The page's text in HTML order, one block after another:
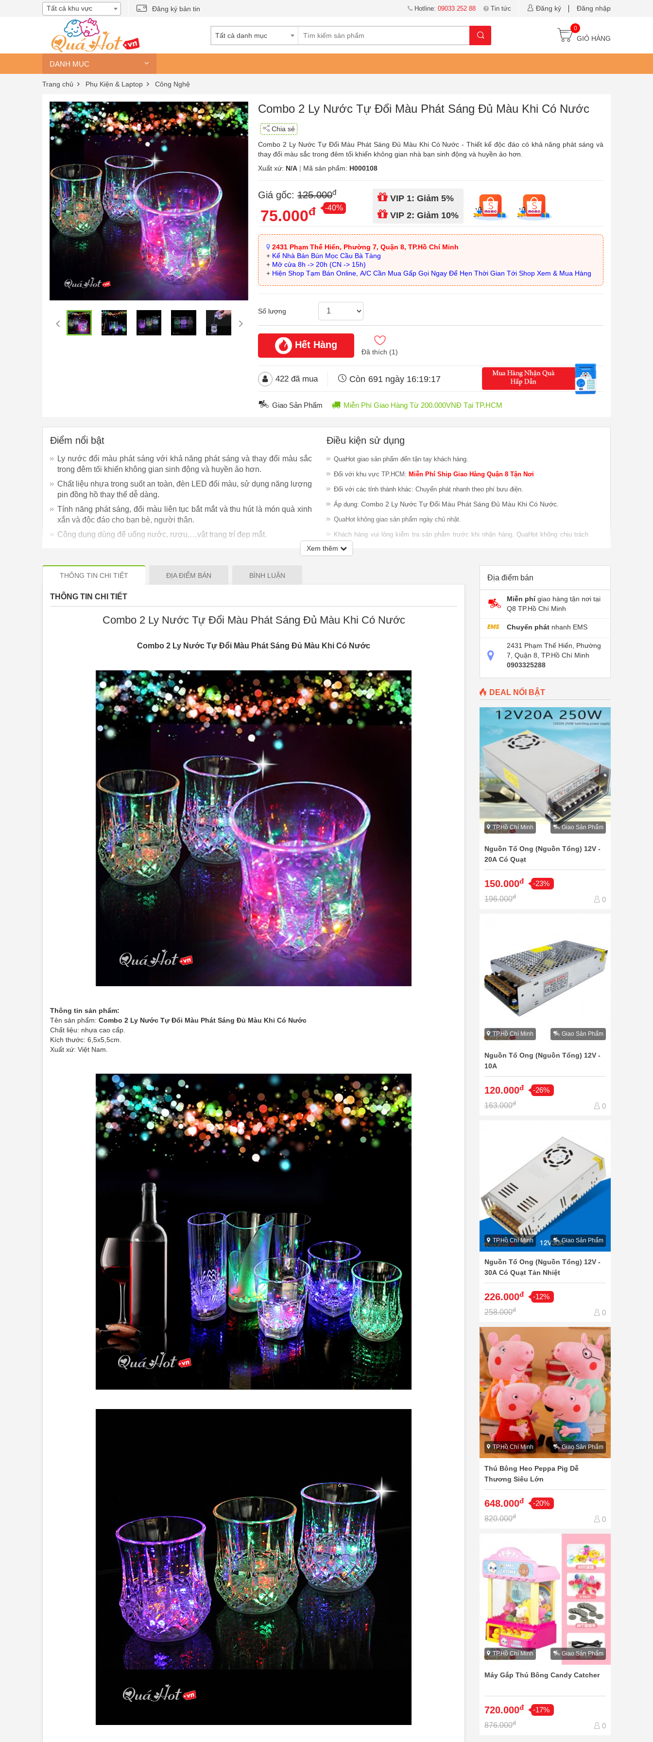
Tất cả khu vực Đăng ký bản tin Hotline: 09033 252 88 Tin tức Đăng ký Đăng nhập
Tất cả danh mục
0
GIỎ HÀNG
DANH MỤC
Trang chủ Phụ Kiện & Laptop Công Nghệ
Combo 2 Ly Nước Tự Đổi Màu Phát Sáng Đủ Màu Khi Có Nước
Chia sẻ
Combo 2 Ly Nước Tự Đổi Màu Phát Sáng Đủ Màu Khi Có Nước - Thiết kế độc đáo có khả năng phát sáng và
thay đổi màu sắc trong đêm tối khiến không gian nhà bạn sinh động và huyền ảo hơn.
Xuất xứ: N/A | Mã sản phẩm: H000108
Giá gốc:125.000đ
75.000đ -40%
VIP 1: Giảm 5%
VIP 2: Giảm 10%
2431 Phạm Thế Hiển, Phường 7, Quận 8, TP.Hồ Chí Minh
+ Kế Nhà Bán Bún Mọc Cầu Bà Tàng
+ Mở cửa 8h -> 20h (CN -> 15h)
+ Hiện Shop Tạm Bán Online, A/C Cần Mua Gấp Gọi Ngay Để Hẹn Thời Gian Tới Shop Xem & Mua Hàng
Số lượng
Hết Hàng
Đã thích (1)
422đã mua Còn 691 ngày 16:19:15
Giao Sản Phẩm Miễn Phí Giao Hàng Từ 200.000VNĐ Tại TP.HCM
Điểm nổi bật
Ly nước đổi màu phát sáng với khả năng phát sáng và thay đổi màu sắc
trong đêm tối khiến không gian sinh động và huyền ảo hơn.
Chất liệu nhựa trong suốt an toàn, đèn LED đổi màu, sử dụng năng lượng
pin đồng hồ thay thế dễ dàng.
Tính năng phát sáng, đổi màu liên tục bắt mắt và thu hút là món quà xinh
xắn và độc đáo cho bạn bè, người thân.
Công dụng dùng để uống nước, rượu,…vật trang trí đẹp mắt.
Kích thước: 6,5x5,5cm.
Xuất xứ: Việt Nam.
Điều kiện sử dụng
QuaHot giao sản phẩm đến tận tay khách hàng.
Đối với khu vực TP.HCM: Miễn Phí Ship Giao Hàng Quận 8 Tận Nơi
Đối với các tỉnh thành khác: Chuyển phát nhanh theo phí bưu điện.
Áp dụng: Combo 2 Ly Nước Tự Đổi Màu Phát Sáng Đủ Màu Khi Có Nước.
QuaHot không giao sản phẩm ngày chủ nhật.
Khách hàng vui lòng kiểm tra sản phẩm trước khi nhận hàng, QuaHot không chịu trách
nhiệm đổi trả sản phẩm sau khi giao hàng.
Xem thêm
THÔNG TIN CHI TIẾT ĐỊA ĐIỂM BÁN BÌNH LUẬN
THÔNG TIN CHI TIẾT
Combo 2 Ly Nước Tự Đổi Màu Phát Sáng Đủ Màu Khi Có Nước
Combo 2 Ly Nước Tự Đổi Màu Phát Sáng Đủ Màu Khi Có Nước
Thông tin sản phẩm:
Tên sản phẩm: Combo 2 Ly Nước Tự Đổi Màu Phát Sáng Đủ Màu Khi Có Nước
Chất liệu: nhựa cao cấp.
Kích thước: 6,5x5,5cm.
Xuất xứ: Việt Nam.
Địa điểm bán
Miễn phígiao hàng tận nơi tại
Q8 TP.Hồ Chí Minh
Chuyển phát nhanh EMS
2431 Phạm Thế Hiển, Phường
7, Quận 8, TP.Hồ Chí Minh
0903325288
DEAL NỔI BẬT
TP.Hồ Chí Minh Giao Sản Phẩm
Nguồn Tổ Ong (Nguồn Tổng) 12V -
20A Có Quạt
150.000đ
-23%
196.000đ 0
TP.Hồ Chí Minh Giao Sản Phẩm
Nguồn Tổ Ong (Nguồn Tổng) 12V -
10A
120.000đ
-26%
163.000đ 0
TP.Hồ Chí Minh Giao Sản Phẩm
Nguồn Tổ Ong (Nguồn Tổng) 12V -
30A Có Quạt Tản Nhiệt
226.000đ
-12%
258.000đ 0
TP.Hồ Chí Minh Giao Sản Phẩm
Thú Bông Heo Peppa Pig Dễ
Thương Siêu Lớn
648.000đ
-20%
820.000đ 0
TP.Hồ Chí Minh Giao Sản Phẩm
Máy Gắp Thú Bông Candy Catcher
720.000đ
-17%
876.000đ 0